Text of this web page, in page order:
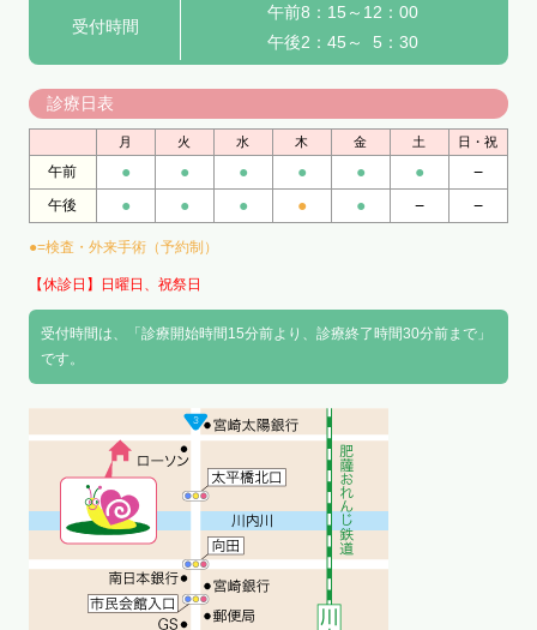
受付時間
午前8：15～12：00
午後2：45～ 5：30
診療日表
月 火 水 木 金 土 日・祝
午前 ● ● ● ● ● ● −
午後 ● ● ● ● ● − −
●=検査・外来手術（予約制）
【休診日】日曜日、祝祭日
受付時間は、「診療開始時間15分前より、診療終了時間30分前まで」
です。